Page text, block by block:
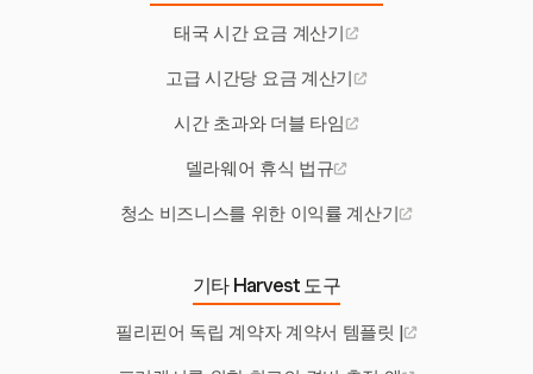
태국 시간 요금 계산기
고급 시간당 요금 계산기
시간 초과와 더블 타임
델라웨어 휴식 법규
청소 비즈니스를 위한 이익률 계산기
기타 Harvest 도구
필리핀어 독립 계약자 계약서 템플릿 |